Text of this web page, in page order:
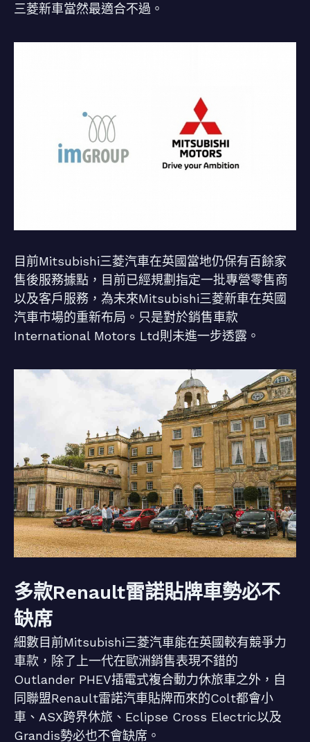
三菱新車當然最適合不過。
目前Mitsubishi三菱汽車在英國當地仍保有百餘家
售後服務據點，目前已經規劃指定一批專營零售商
以及客戶服務，為未來Mitsubishi三菱新車在英國
汽車市場的重新布局。只是對於銷售車款
International Motors Ltd則未進一步透露。
多款Renault雷諾貼牌車勢必不
缺席
細數目前Mitsubishi三菱汽車能在英國較有競爭力
車款，除了上一代在歐洲銷售表現不錯的
Outlander PHEV插電式複合動力休旅車之外，自
同聯盟Renault雷諾汽車貼牌而來的Colt都會小
車、ASX跨界休旅、Eclipse Cross Electric以及
Grandis勢必也不會缺席。